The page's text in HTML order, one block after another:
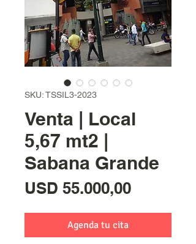
SKU: TSSIL3-2023
Venta | Local
5,67 mt2 |
Sabana Grande
USD 55.000,00Precio
Agenda tu cita